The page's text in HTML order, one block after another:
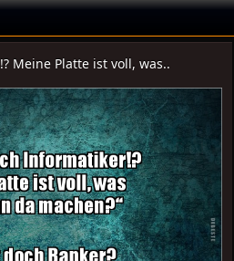
Meine Platte ist voll, was..